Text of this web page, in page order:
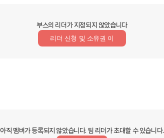
부스의 리더가 지정되지 않았습니다
리더 신청 및 소유권 이
아직 멤버가 등록되지 않았습니다. 팀 리더가 초대할 수 있습니다.